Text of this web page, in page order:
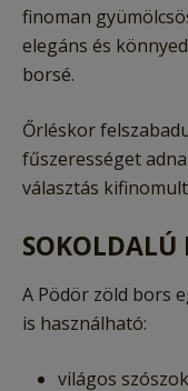
finoman
elegáns és
borsé.
Őrléskor
fűszerességet
választás
SOKOLDALÚ
A Pödör zöld bors
is használható:
világos